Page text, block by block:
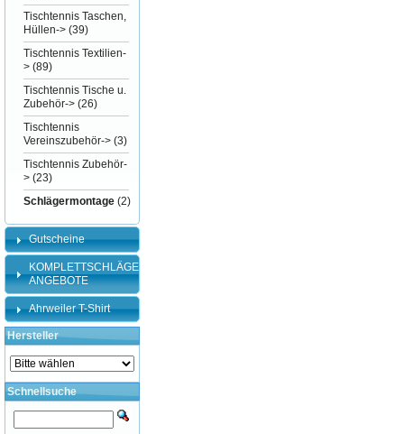
Tischtennis Taschen,
Hüllen-> (39)
Tischtennis Textilien-
> (89)
Tischtennis Tische u.
Zubehör-> (26)
Tischtennis
Vereinszubehör-> (3)
Tischtennis Zubehör-
> (23)
Schlägermontage (2)
Gutscheine
KOMPLETTSCHLÄGER-
ANGEBOTE
Ahrweiler T-Shirt
Hersteller
Schnellsuche